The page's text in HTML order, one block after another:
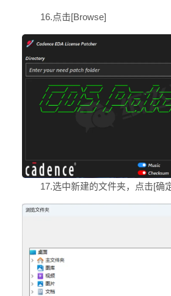
16.点击[Browse]
17.选中新建的文件夹，点击[确